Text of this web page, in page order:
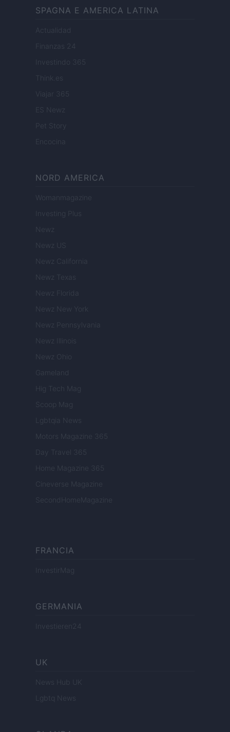
SPAGNA E AMERICA LATINA
Actualidad
Finanzas 24
Investindo 365
Think.es
Viajar 365
ES Newz
Pet Story
Encocina
NORD AMERICA
Womanmagazine
Investing Plus
Newz
Newz US
Newz California
Newz Texas
Newz Florida
Newz New York
Newz Pennsylvania
Newz Illinois
Newz Ohio
Gameland
Hig Tech Mag
Scoop Mag
Lgbtqia News
Motors Magazine 365
Day Travel 365
Home Magazine 365
Cineverse Magazine
SecondHomeMagazine
FRANCIA
InvestirMag
GERMANIA
Investieren24
UK
News Hub UK
Lgbtq News